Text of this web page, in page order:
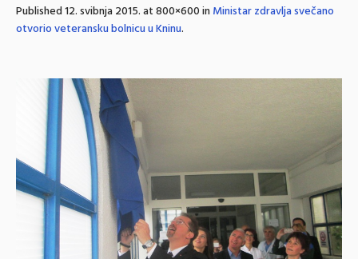
Published12. svibnja 2015.at 800×600 inMinistar zdravlja svečano
otvorio veteransku bolnicu u Kninu.